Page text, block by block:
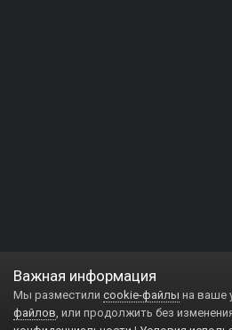
Важная информация
Мы разместили cookie-файлы на ваше
файлов, или продолжить без